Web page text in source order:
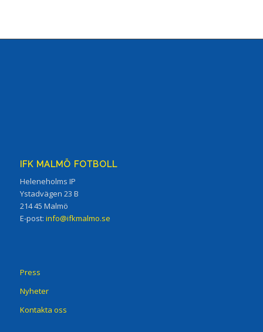
IFK MALMÖ FOTBOLL
Heleneholms IP
Ystadvägen 23 B
214 45 Malmö
E-post: info@ifkmalmo.se
Press
Nyheter
Kontakta oss